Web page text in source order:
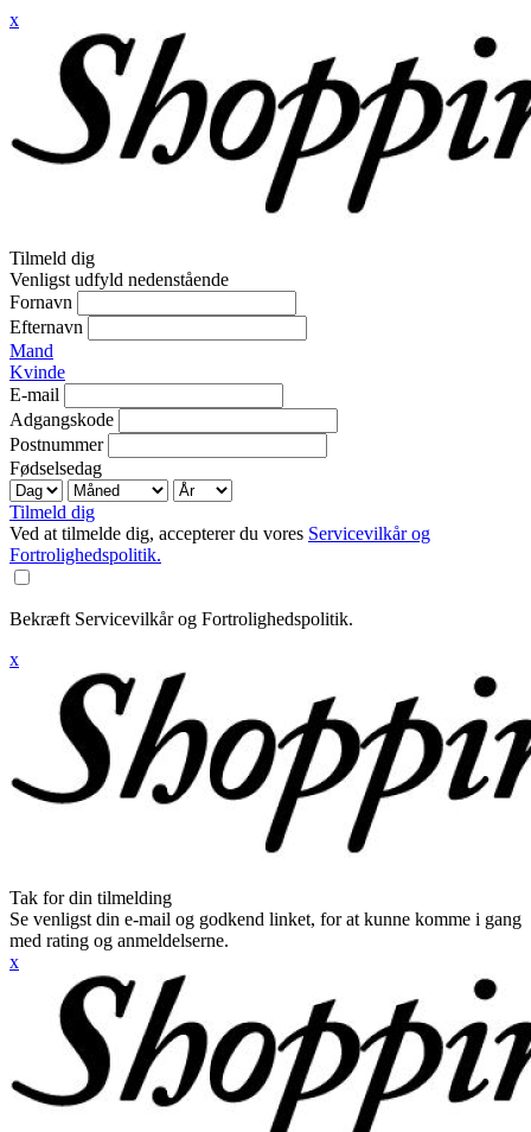
x
Tilmeld dig
Venligst udfyld nedenstående
Fornavn
Efternavn
Mand
Kvinde
E-mail
Adgangskode
Postnummer
Fødselsedag
Tilmeld dig
Ved at tilmelde dig, accepterer du vores Servicevilkår og
Fortrolighedspolitik.
Bekræft Servicevilkår og Fortrolighedspolitik.
x
Tak for din tilmelding
Se venligst din e-mail og godkend linket, for at kunne komme i gang
med rating og anmeldelserne.
x